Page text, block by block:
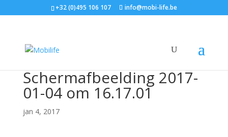
+32 (0)495 106 107 info@mobi-life.be
Schermafbeelding 2017-
01-04 om 16.17.01
jan 4, 2017